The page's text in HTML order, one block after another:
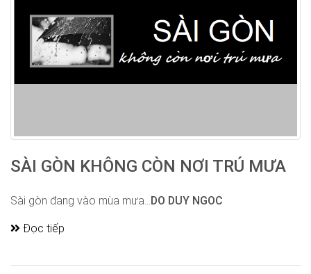
SÀI GÒN KHÔNG CÒN NƠI TRÚ MƯA
Sài gòn đang vào mùa mưa...DO DUY NGOC
Đọc tiếp